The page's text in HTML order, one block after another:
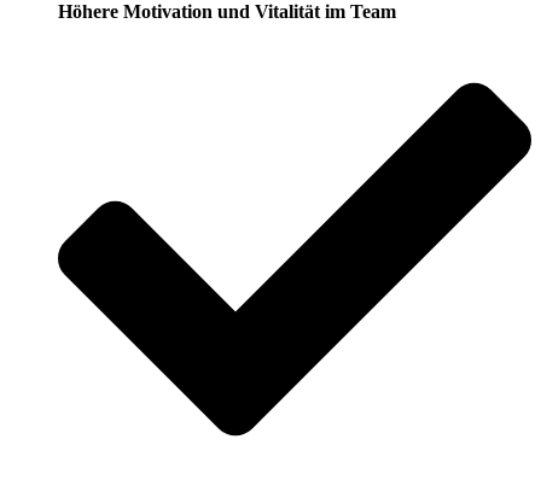
Höhere Motivation und Vitalität im Team